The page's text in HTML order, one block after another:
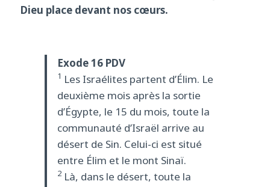
Dieu place devant nos cœurs.
Exode 16 PDV
1 Les Israélites partent d’Élim. Le
deuxième mois après la sortie
d’Égypte, le 15 du mois, toute la
communauté d’Israël arrive au
désert de Sin. Celui-ci est situé
entre Élim et le mont Sinaï.
2Là, dans le désert, toute la